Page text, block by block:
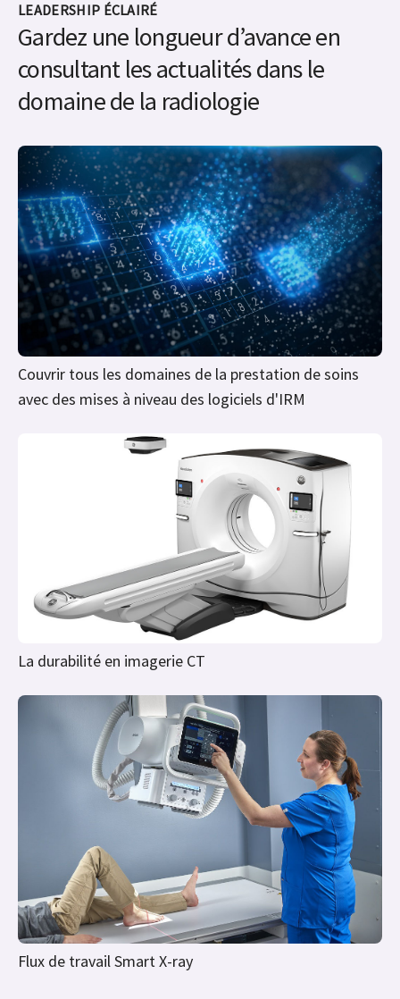
LEADERSHIP ÉCLAIRÉ
Gardez une longueur d’avance en
consultant les actualités dans le
domaine de la radiologie
Couvrir tous les domaines de la prestation de soins
avec des mises à niveau des logiciels d'IRM
La durabilité en imagerie CT
Flux de travail Smart X-ray